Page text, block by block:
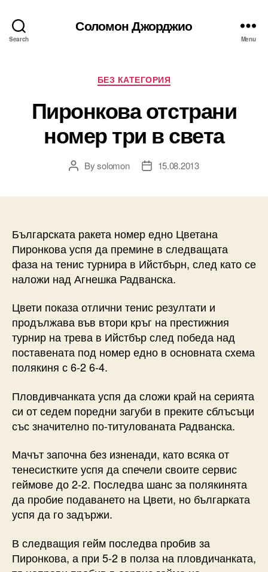
Search
Соломон Джорджио
Menu
Categories
БЕЗ КАТЕГОРИЯ
Пиронкова отстрани
номер три в света
PostBysolomon
Post15.08.2013
Българската ракета номер едно Цветана
Пиронкова успя да премине в следващата
фаза на тенис турнира в Ийстбърн, след като се
наложи над Агнешка Радванска.
Цвети показа отлични тенис резултати и
продължава във втори кръг на престижния
турнир на трева в Ийстбър след победа над
поставената под номер едно в основната схема
полякиня с 6-2 6-4.
Пловдивчанката успя да сложи край на серията
си от седем поредни загуби в преките сблъсъци
със значително по-титулованата Радванска.
Мачът започна без изненади, като всяка от
тенесистките успя да спечели своите сервис
геймове до 2-2. Последва шанс за полякинята
да пробие подаването на Цвети, но българката
успя да го задържи.
В следващия гейм последва пробив за
Пиронкова, а при 5-2 в полза на пловдичанката,